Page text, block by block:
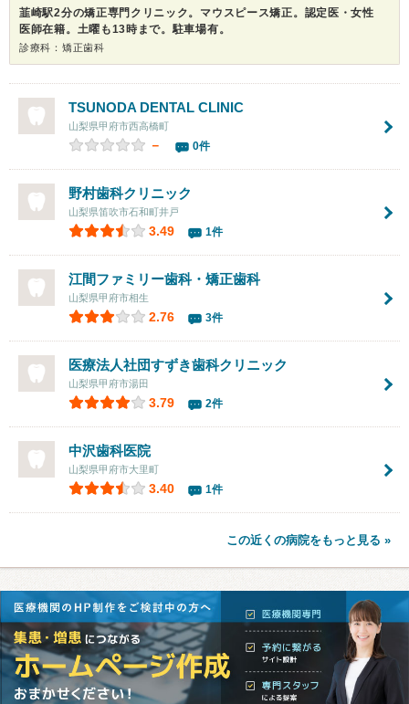
韮崎駅2分の矯正専門クリニック。マウスピース矯正。認定医・女性
医師在籍。土曜も13時まで。駐車場有。
診療科：矯正歯科
TSUNODA DENTAL CLINIC
山梨県甲府市西高橋町
－ 0件
野村歯科クリニック
山梨県笛吹市石和町井戸
3.49 1件
江間ファミリー歯科・矯正歯科
山梨県甲府市相生
2.76 3件
医療法人社団すずき歯科クリニック
山梨県甲府市湯田
3.79 2件
中沢歯科医院
山梨県甲府市大里町
3.40 1件
この近くの病院をもっと見る »